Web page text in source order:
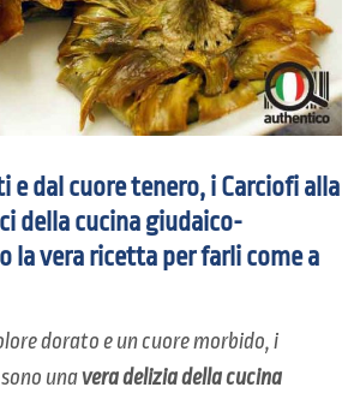
e dal cuore tenero, i Carciofi alla
della cucina giudaico-
la vera ricetta per farli come a
dorato e un cuore morbido, i
sono unavera delizia della cucina